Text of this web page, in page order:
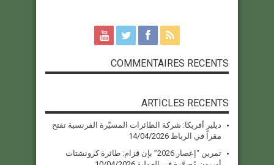
COMMENTAIRES RECENTS
ARTICLES RECENTS
ديلير أفريكا: شركة الطائرات المسيّرة الفرنسية تفتح
مقراً في الرباط 14/04/2026
تمرين “إعصار 2026” بإن قزام: طائرة كرونشتات